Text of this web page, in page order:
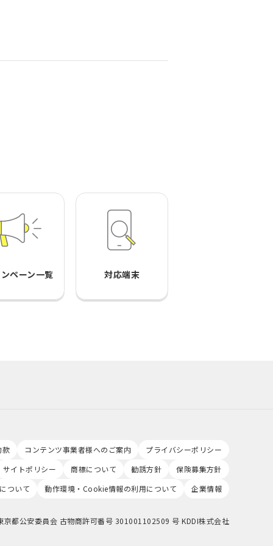
ペーン一覧 対応端末
款 コンテンツ事業者様へのご案内
プライバシーポリシー
サイトポリシー 商標について 勧誘方針
保険募集方針
ついて
動作環境・Cookie情報の利用について 企業情報
京都公安委員会 古物商許可番号 301001102509 号 KDDI株式会社